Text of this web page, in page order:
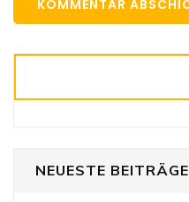
NEUESTE BEITRÄGE